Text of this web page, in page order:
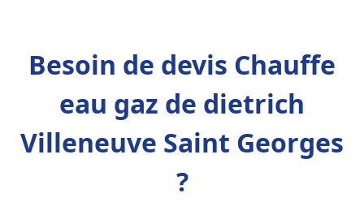
Besoin de devis Chauffe
eau gaz de dietrich
Villeneuve Saint Georges
?